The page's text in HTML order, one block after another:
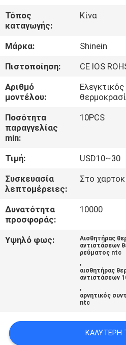
ΓΎΡΟΣ
ΕΡΓΟΣΤΑΣΊΩΝ
ΠΟΙΟΤΙΚΌΣ
ΈΛΕΓΧΟΣ
ΜΑΣ
ΕΛΆΤΕ
ΕΠΑΦΉ
ΜΕ
ΕΙΔΉΣΕΙΣ
ΖΗΤΉΣΤΕ
ΑΠΌΣΠΑΣΜΑ
SHOW
Τόπος
καταγωγής:
Κίνα
Μάρκα:
Shinein
Πιστοποίηση:
CE IOS
Αριθμό
μοντέλου:
Ποσότητα
παραγγελίας
min:
10PCS
Τιμή:
USD10~30
Συσκευασία
λεπτομέρειες:
Στο
Δυνατότητα
προσφοράς:
10000
Υψηλό φως:
Αισθητήρας
αντιστάσεων
ρεύματος ntc
,
αισθητήρας
αντιστάσεων
,
αρνητικός
ntc
ΚΑΛΎΤΕΡΗ